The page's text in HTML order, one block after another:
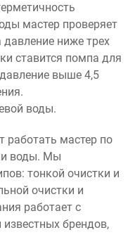
мастер проверяет
давление ниже трех
ставится помпа для
выше 4,5
воды.
работать мастер по
воды. Мы
тонкой очистки и
очистки и
работает с
брендов,